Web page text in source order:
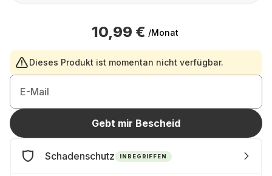
10,99 € /Monat
Dieses Produkt ist momentan nicht verfügbar.
E-Mail
Gebt mir Bescheid
Schadenschutz INBEGRIFFEN